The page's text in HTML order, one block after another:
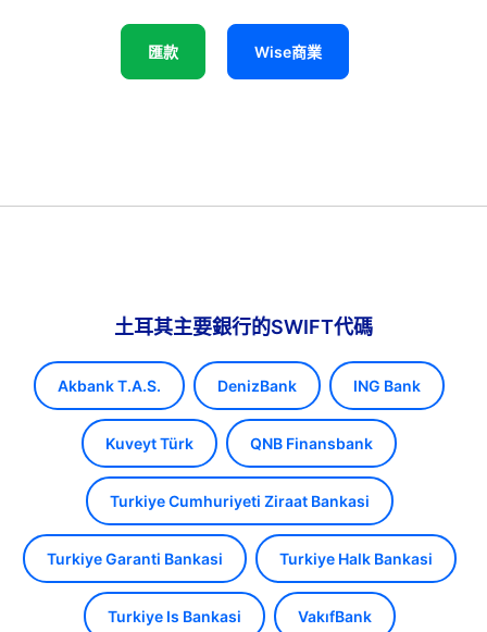
匯款 Wise商業
土耳其主要銀行的SWIFT代碼
Akbank T.A.S. DenizBank ING Bank
Kuveyt Türk QNB Finansbank
Turkiye Cumhuriyeti Ziraat Bankasi
Turkiye Garanti Bankasi Turkiye Halk Bankasi
Turkiye Is Bankasi VakıfBank